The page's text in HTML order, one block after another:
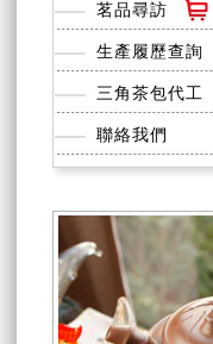
茗品尋訪
生產履歷查詢
三角茶包代工
聯絡我們